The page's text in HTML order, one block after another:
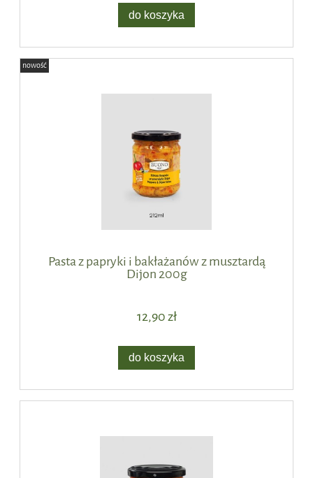
do koszyka
Pasta z papryki i bakłażanów z musztardą
Dijon 200g
12,90 zł
do koszyka
nowość